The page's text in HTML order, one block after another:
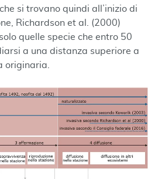
si trovano quindi all’inizio di
Richardson et al. (2000)
quelle specie che entro 50
a una distanza superiore a
originaria.